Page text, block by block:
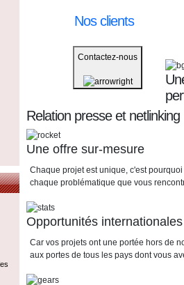
Nos clients
Contactez-nous
Relation presse et netlinking
Une offre sur-mesure
Chaque projet est unique, c'est
chaque problématique que vous
Opportunités internationales
Car vos projets ont une portée hors de
aux portes de tous les pays dont vous